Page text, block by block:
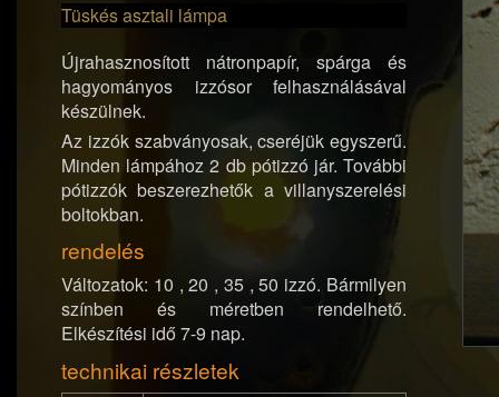
Tüskés asztali lámpa
Újrahasznosított nátronpapír, spárga és
hagyományos izzósor felhasználásával
készülnek.
Az izzók szabványosak, cseréjük egyszerű.
Minden lámpához 2 db pótizzó jár. További
pótizzók beszerezhetők a villanyszerelési
boltokban.
rendelés
Változatok: 10 , 20 , 35 , 50 izzó. Bármilyen
színben és méretben rendelhető.
Elkészítési idő 7-9 nap.
technikai részletek